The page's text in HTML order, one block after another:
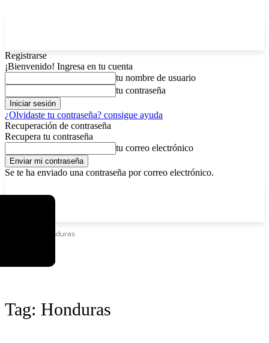
Registrarse
¡Bienvenido! Ingresa en tu cuenta
tu nombre de usuario
tu contraseña
¿Olvidaste tu contraseña? consigue ayuda
Recuperación de contraseña
Recupera tu contraseña
tu correo electrónico
Se te ha enviado una contraseña por correo electrónico.
Honduras
Tag: Honduras